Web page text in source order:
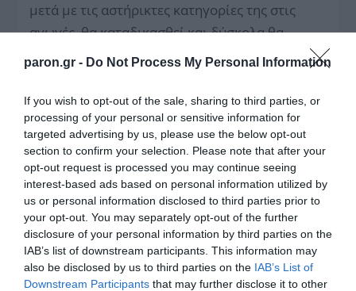
paron.gr - Do Not Process My Personal Information
If you wish to opt-out of the sale, sharing to third parties, or
processing of your personal or sensitive information for
targeted advertising by us, please use the below opt-out
section to confirm your selection. Please note that after your
opt-out request is processed you may continue seeing
interest-based ads based on personal information utilized by
us or personal information disclosed to third parties prior to
your opt-out. You may separately opt-out of the further
disclosure of your personal information by third parties on the
IAB’s list of downstream participants. This information may
also be disclosed by us to third parties on the IAB’s List of
Downstream Participants that may further disclose it to other
μετά με τις αστήρικτες κατηγορίες της στις
αγωγές, θα καταδικασθεί και δύσκολα θα
αποφύγει τη φυλακή, μήπως αυτό επιδιώκουν
επαφή με τους καταδίκους της «17Ν» στον
Κορυδαλλό… Μια ερμηνεία, που βέβαια
μοιάζει… εξωγήινη… Αλλά, είπαμε, όλα
μπορούν να συμβούν…
Στην εκδίκαση των αγωγών της κυρίας Μαρίας
Τσιντέρη και των ανταγωγών που είχαν
ασκήσει οι εναγόμενοι στην αίθουσα του
δικαστηρίου ήταν παρόντες, είτε ως μάρτυρες,
είτε ως εναγόμενοι, είτε ως… συμπαραστάτες,